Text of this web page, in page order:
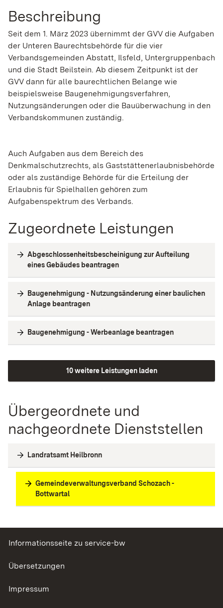
Beschreibung
Seit dem 1. März 2023 übernimmt der GVV die Aufgaben
der Unteren Baurechtsbehörde für die vier
Verbandsgemeinden Abstatt, Ilsfeld, Untergruppenbach
und die Stadt Beilstein. Ab diesem Zeitpunkt ist der
GVV dann für alle baurechtlichen Belange wie
beispielsweise Baugenehmigungsverfahren,
Nutzungsänderungen oder die Bauüberwachung in den
Verbandskommunen zuständig.
Auch Aufgaben aus dem Bereich des
Denkmalschutzrechts, als Gaststättenerlaubnisbehörde
oder als zuständige Behörde für die Erteilung der
Erlaubnis für Spielhallen gehören zum
Aufgabenspektrum des Verbands.
Zugeordnete Leistungen
Abgeschlossenheitsbescheinigung zur Aufteilung
eines Gebäudes beantragen
Baugenehmigung - Nutzungsänderung einer baulichen
Anlage beantragen
Baugenehmigung - Werbeanlage beantragen
10 weitere Leistungen laden
Übergeordnete und
nachgeordnete Dienststellen
Landratsamt Heilbronn
Gemeindeverwaltungsverband Schozach -
Bottwartal
Informationsseite zu service-bw
Übersetzungen
Impressum